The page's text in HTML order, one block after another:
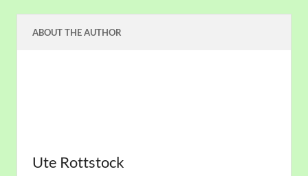
ABOUT THE AUTHOR
Ute Rottstock